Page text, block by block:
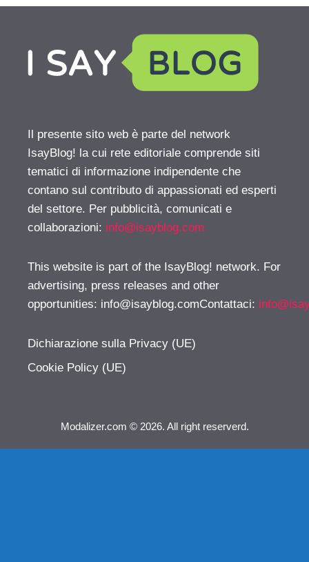
Il presente sito web è parte del network
IsayBlog! la cui rete editoriale comprende siti
tematici di informazione indipendente che
contano sul contributo di appassionati ed esperti
del settore. Per pubblicità, comunicati e
collaborazioni: info@isayblog.com
This website is part of the IsayBlog! network. For
advertising, press releases and other
opportunities: info@isayblog.comContattaci:
Dichiarazione sulla Privacy (UE)
Cookie Policy (UE)
Modalizer.com © 2026. All right reserverd.